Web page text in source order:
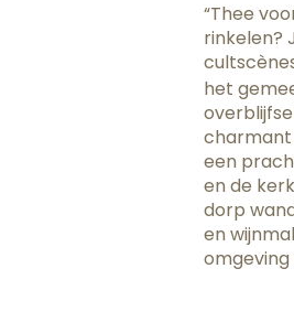
“Thee
rinkelen?
het
charmant
een
en de
dorp
en